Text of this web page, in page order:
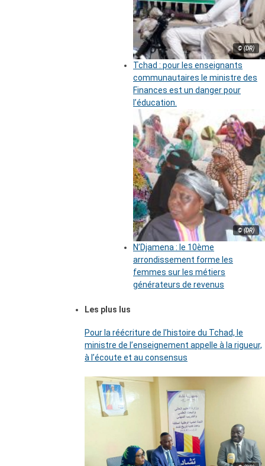
© (DR)
Tchad : pour les enseignants
communautaires le ministre des
Finances est un danger pour
l’éducation.
© (DR)
N’Djamena : le 10ème
arrondissement forme les
femmes sur les métiers
générateurs de revenus
Les plus lus
Pour la réécriture de l’histoire du Tchad, le
ministre de l’enseignement appelle à la rigueur,
à l’écoute et au consensus